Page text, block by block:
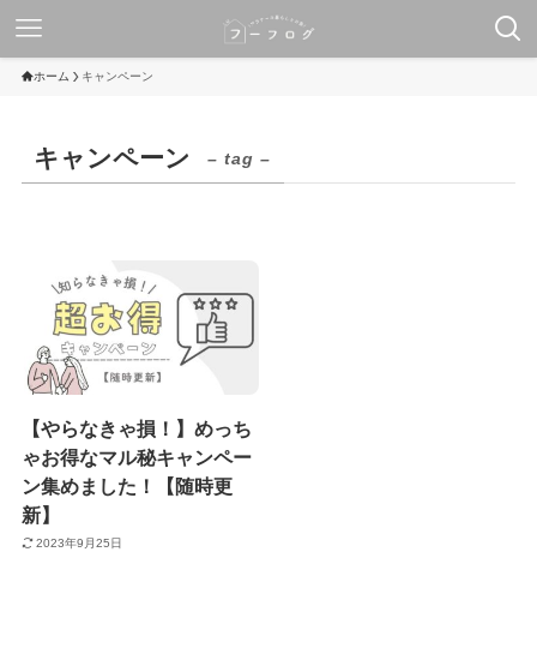
ホーム キャンペーン
キャンペーン – tag –
【やらなきゃ損！】めっち
ゃお得なマル秘キャンペー
ン集めました！【随時更
新】
2023年9月25日